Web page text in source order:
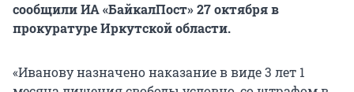
сообщили ИА «БайкалПост» 27 октября в
прокуратуре Иркутской области.
«Иванову назначено наказание в виде 3 лет 1